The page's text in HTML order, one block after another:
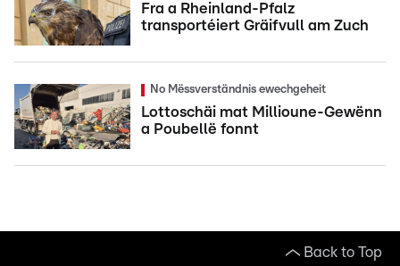
Fra a Rheinland-Pfalz
transportéiert Gräifvull am Zuch
No Mëssverständnis ewechgeheit
Lottoschäi mat Millioune-Gewënn
a Poubellë fonnt
Back to Top